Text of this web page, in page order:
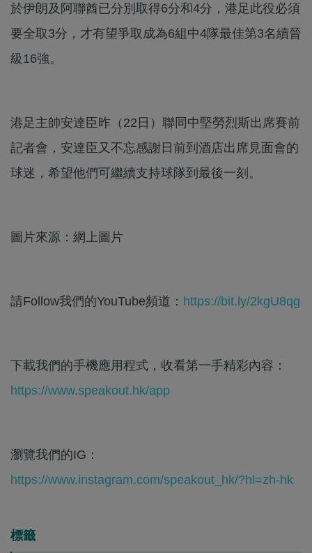
於伊朗及阿聯酋已分別取得6分和4分，港足此役必須
要全取3分，才有望爭取成為6組中4隊最佳第3名續晉
級16強。
港足主帥安達臣昨（22日）聯同中堅勞烈斯出席賽前
記者會，安達臣又不忘感謝日前到酒店出席見面會的
球迷，希望他們可繼續支持球隊到最後一刻。
圖片來源：網上圖片
請Follow我們的YouTube頻道： https://bit.ly/2kgU8qg
下載我們的手機應用程式，收看第一手精彩內容：
https://www.speakout.hk/app
瀏覽我們的IG：
https://www.instagram.com/speakout_hk/?hl=zh-hk
標籤